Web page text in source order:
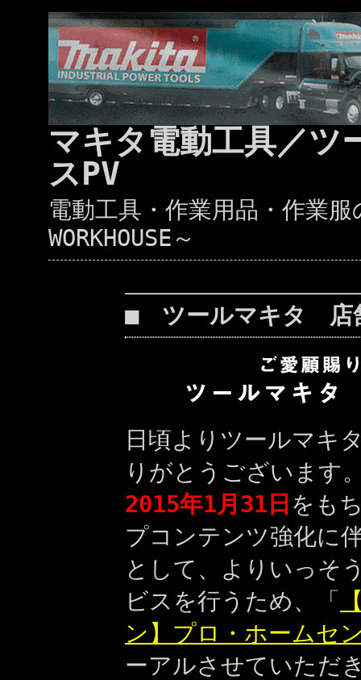
マキタ電動工具／
スPV
電動工具・作業用品・作
WORKHOUSE～
■ ツールマキタ 店
日頃よりツールマキ
りがとうございます
2015年1月31日 をも
プコンテンツ強化に
として、よりいっそ
ビスを行うため、「
ン】プロ・ホームセ
ーアルさせていただ